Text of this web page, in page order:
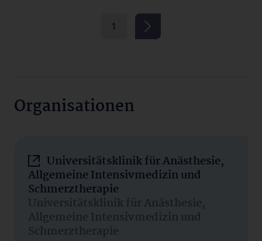
1
Organisationen
Universitätsklinik für Anästhesie,
Allgemeine Intensivmedizin und
Schmerztherapie
Universitätsklinik für Anästhesie,
Allgemeine Intensivmedizin und
Schmerztherapie